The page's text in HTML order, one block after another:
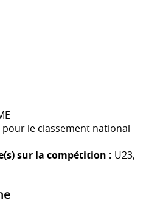
le classement national
sur la compétition : U23,